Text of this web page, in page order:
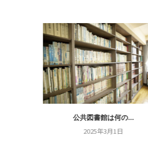
公共図書館は何の...
2025年3月1日